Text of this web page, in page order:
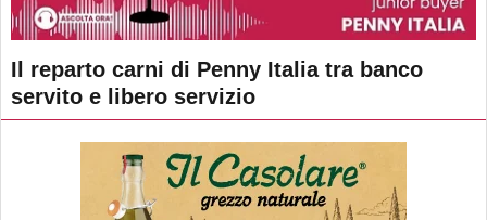
Il reparto carni di Penny Italia tra banco
servito e libero servizio